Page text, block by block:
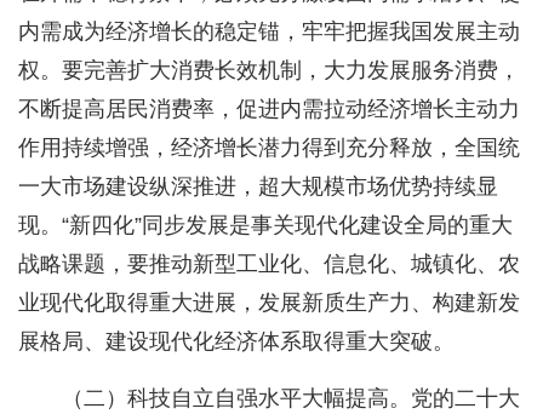
内需成为经济增长的稳定锚，牢牢把握我国发展主动
权。要完善扩大消费长效机制，大力发展服务消费，
不断提高居民消费率，促进内需拉动经济增长主动力
作用持续增强，经济增长潜力得到充分释放，全国统
一大市场建设纵深推进，超大规模市场优势持续显
现。“新四化”同步发展是事关现代化建设全局的重大
战略课题，要推动新型工业化、信息化、城镇化、农
业现代化取得重大进展，发展新质生产力、构建新发
展格局、建设现代化经济体系取得重大突破。
（二）科技自立自强水平大幅提高。党的二十大